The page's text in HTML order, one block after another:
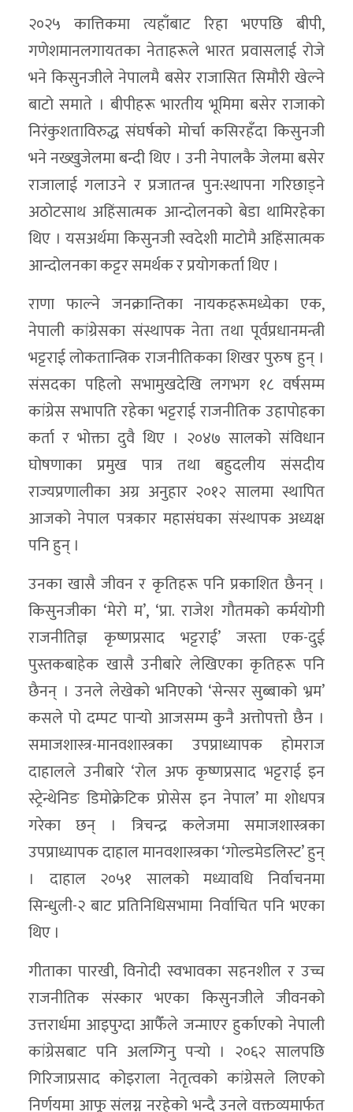
२०२५ कात्तिकमा त्यहाँबाट रिहा भएपछि बीपी,
गणेशमानलगायतका नेताहरूले भारत प्रवासलाई रोजे
भने किसुनजीले नेपालमै बसेर राजासित सिमौरी खेल्ने
बाटो समाते । बीपीहरू भारतीय भूमिमा बसेर राजाको
निरंकुशताविरुद्ध संघर्षको मोर्चा कसिरहँदा किसुनजी
भने नख्खुजेलमा बन्दी थिए । उनी नेपालकै जेलमा बसेर
राजालाई गलाउने र प्रजातन्त्र पुन:स्थापना गरिछाड्ने
अठोटसाथ अहिंसात्मक आन्दोलनको बेडा थामिरहेका
थिए । यसअर्थमा किसुनजी स्वदेशी माटोमै अहिंसात्मक
आन्दोलनका कट्टर समर्थक र प्रयोगकर्ता थिए ।
राणा फाल्ने जनक्रान्तिका नायकहरूमध्येका एक,
नेपाली कांग्रेसका संस्थापक नेता तथा पूर्वप्रधानमन्त्री
भट्टराई लोकतान्त्रिक राजनीतिकका शिखर पुरुष हुन् ।
संसदका पहिलो सभामुखदेखि लगभग १८ वर्षसम्म
कांग्रेस सभापति रहेका भट्टराई राजनीतिक उहापोहका
कर्ता र भोक्ता दुवै थिए । २०४७ सालको संविधान
घोषणाका प्रमुख पात्र तथा बहुदलीय संसदीय
राज्यप्रणालीका अग्र अनुहार २०१२ सालमा स्थापित
आजको नेपाल पत्रकार महासंघका संस्थापक अध्यक्ष
पनि हुन् ।
उनका खासै जीवन र कृतिहरू पनि प्रकाशित छैनन् ।
किसुनजीका ‘मेरो म’, ‘प्रा. राजेश गौतमको कर्मयोगी
राजनीतिज्ञ कृष्णप्रसाद भट्टराई’ जस्ता एक-दुई
पुस्तकबाहेक खासै उनीबारे लेखिएका कृतिहरू पनि
छैनन् । उनले लेखेको भनिएको ‘सेन्सर सुब्बाको भ्रम’
कसले पो दम्पट पार्‍यो आजसम्म कुनै अत्तोपत्तो छैन ।
समाजशास्त्र-मानवशास्त्रका उपप्राध्यापक होमराज
दाहालले उनीबारे ‘रोल अफ कृष्णप्रसाद भट्टराई इन
स्ट्रेन्थेनिङ डिमोक्रेटिक प्रोसेस इन नेपाल’ मा शोधपत्र
गरेका छन् । त्रिचन्द्र कलेजमा समाजशास्त्रका
उपप्राध्यापक दाहाल मानवशास्त्रका ‘गोल्डमेडलिस्ट’ हुन्
। दाहाल २०५१ सालको मध्यावधि निर्वाचनमा
सिन्धुली-२ बाट प्रतिनिधिसभामा निर्वाचित पनि भएका
थिए ।
गीताका पारखी, विनोदी स्वभावका सहनशील र उच्च
राजनीतिक संस्कार भएका किसुनजीले जीवनको
उत्तरार्धमा आइपुग्दा आफैँले जन्माएर हुर्काएको नेपाली
कांग्रेसबाट पनि अलग्गिनु पर्‍यो । २०६२ सालपछि
गिरिजाप्रसाद कोइराला नेतृत्वको कांग्रेसले लिएको
निर्णयमा आफू संलग्न नरहेको भन्दै उनले वक्तव्यमार्फत